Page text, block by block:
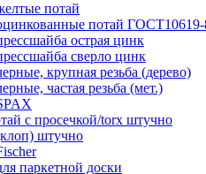
потай
потай
острая цинк
сверло цинк
крупная резьба (дерево)
частая резьба (мет.)
с просечкой/torx штучно
штучно
паркетной доски